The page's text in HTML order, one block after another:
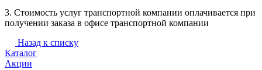
3. Стоимость услуг транспортной компании оплачивается при
получении заказа в офисе транспортной компании
Назад к списку
Каталог
Акции